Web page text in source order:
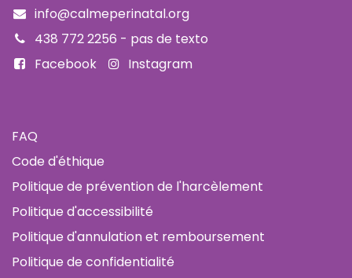
info@calmeperinatal.org
438 772 2256 - pas de texto
Facebook
Instagram
FAQ
Code d'éthique
Politique de prévention de l'harcèlement
Politique d'accessibilité
Politique d'annulation et remboursement
Politique de confidentialité